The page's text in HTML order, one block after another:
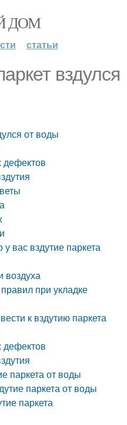
ДОМ
статьи
вздулся
от воды
дефектов
вас вздутие паркета
при укладке
к вздутию паркета
дефектов
паркета от воды
паркета от воды
паркета